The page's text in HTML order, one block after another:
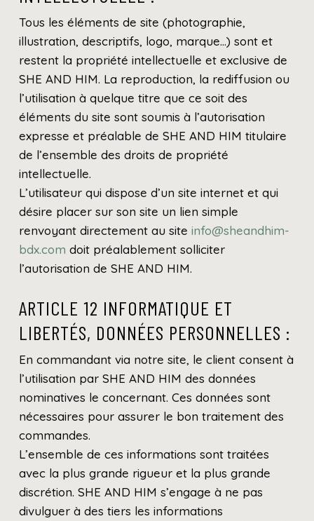
Tous les éléments de site (photographie,
illustration, descriptifs, logo, marque…) sont et
restent la propriété intellectuelle et exclusive de
SHE AND HIM. La reproduction, la rediffusion ou
l’utilisation à quelque titre que ce soit des
éléments du site sont soumis à l’autorisation
expresse et préalable de SHE AND HIM titulaire
de l’ensemble des droits de propriété
intellectuelle.
L’utilisateur qui dispose d’un site internet et qui
désire placer sur son site un lien simple
renvoyant directement au site info@sheandhim-
bdx.com doit préalablement solliciter
l’autorisation de SHE AND HIM.
ARTICLE 12 INFORMATIQUE ET
LIBERTÉS, DONNÉES PERSONNELLES :
En commandant via notre site, le client consent à
l’utilisation par SHE AND HIM des données
nominatives le concernant. Ces données sont
nécessaires pour assurer le bon traitement des
commandes.
L’ensemble de ces informations sont traitées
avec la plus grande rigueur et la plus grande
discrétion. SHE AND HIM s’engage à ne pas
divulguer à des tiers les informations